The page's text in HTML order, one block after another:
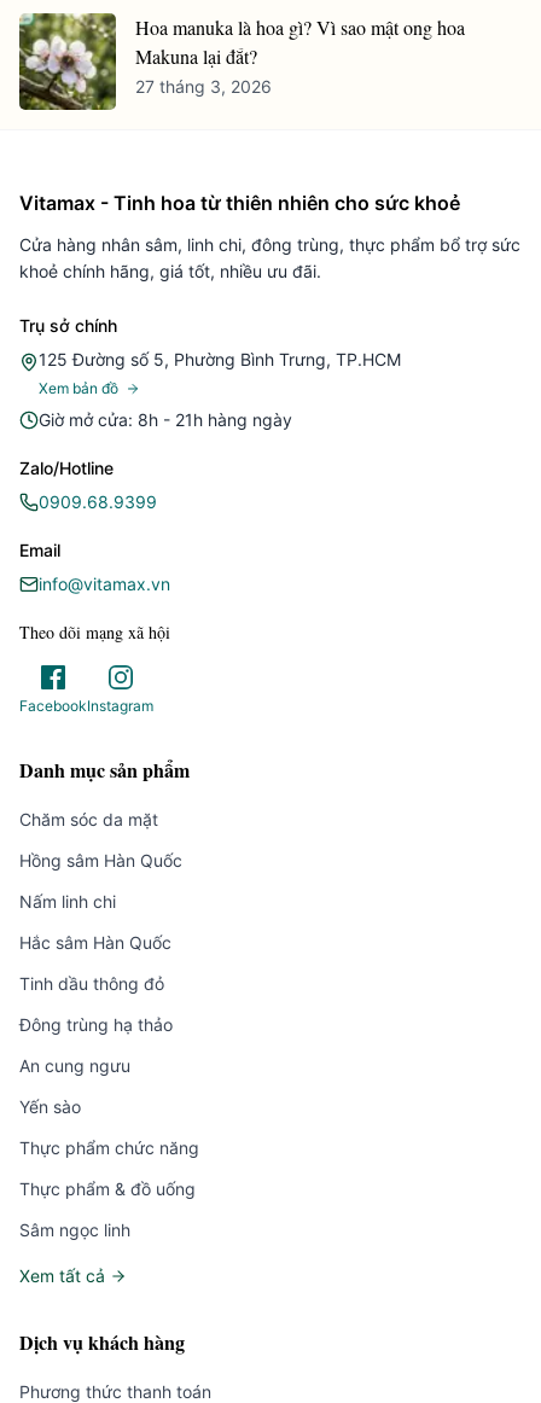
Hoa manuka là hoa gì? Vì sao mật ong hoa
Makuna lại đắt?
27 tháng 3, 2026
Vitamax - Tinh hoa từ thiên nhiên cho sức khoẻ
Cửa hàng nhân sâm, linh chi, đông trùng, thực phẩm bổ trợ sức
khoẻ chính hãng, giá tốt, nhiều ưu đãi.
Trụ sở chính
125 Đường số 5, Phường Bình Trưng, TP.HCM
Xem bản đồ
Giờ mở cửa: 8h - 21h hàng ngày
Zalo/Hotline
0909.68.9399
Email
info@vitamax.vn
Theo dõi mạng xã hội
FacebookInstagram
Danh mục sản phẩm
Chăm sóc da mặt
Hồng sâm Hàn Quốc
Nấm linh chi
Hắc sâm Hàn Quốc
Tinh dầu thông đỏ
Đông trùng hạ thảo
An cung ngưu
Yến sào
Thực phẩm chức năng
Thực phẩm & đồ uống
Sâm ngọc linh
Xem tất cả
Dịch vụ khách hàng
Phương thức thanh toán